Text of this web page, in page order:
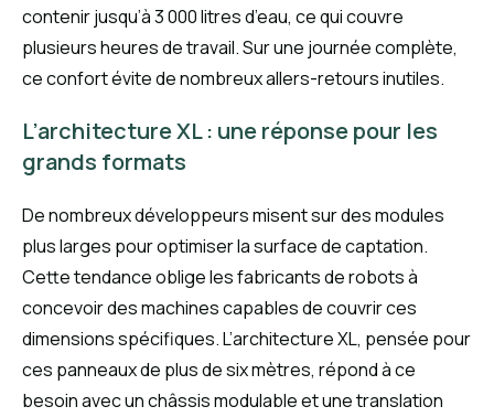
contenir jusqu’à 3 000 litres d’eau, ce qui couvre
plusieurs heures de travail. Sur une journée complète,
ce confort évite de nombreux allers-retours inutiles.
L’architecture XL : une réponse pour les
grands formats
De nombreux développeurs misent sur des modules
plus larges pour optimiser la surface de captation.
Cette tendance oblige les fabricants de robots à
concevoir des machines capables de couvrir ces
dimensions spécifiques. L’architecture XL, pensée pour
ces panneaux de plus de six mètres, répond à ce
besoin avec un châssis modulable et une translation